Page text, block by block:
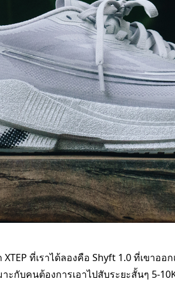
XTEP ที่เราได้ลองคือ Shyft 1.0 ที่เขาอ
ะกับคนต้องการเอาไปสับระยะสั้นๆ 5-